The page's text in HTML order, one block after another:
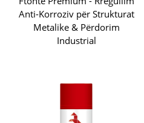
Anti-Korroziv për Strukturat
Metalike & Përdorim
Industrial